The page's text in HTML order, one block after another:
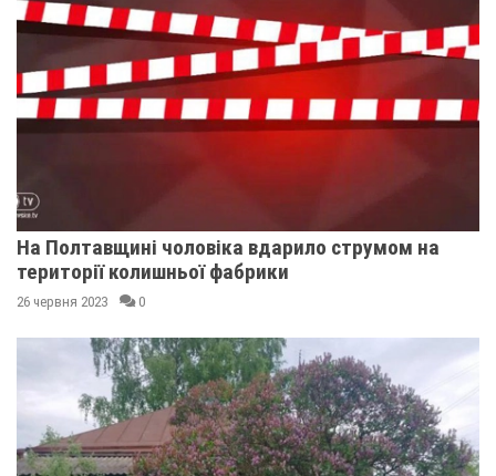
На Полтавщині чоловіка вдарило струмом на
території колишньої фабрики
26 червня 2023 0